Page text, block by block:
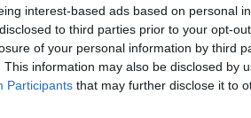
interest-based ads based on personal
to third parties prior to your opt-
of your personal information by third
This information may also be disclosed by
Participants that may further disclose it to
Călăii sunt de vină, nu
Alecu Reniță (Chișinău) luni, 18 iulie